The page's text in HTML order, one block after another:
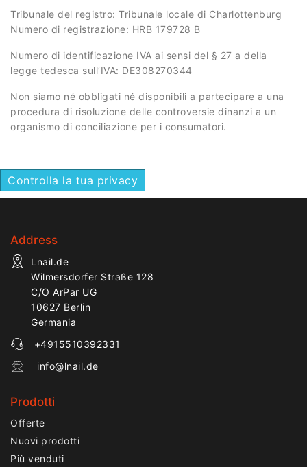
Tribunale del registro: Tribunale locale di Charlottenburg
Numero di registrazione: HRB 179728 B
Numero di identificazione IVA ai sensi del § 27 a della
legge tedesca sull’IVA: DE308270344
Non siamo né obbligati né disponibili a partecipare a una
procedura di risoluzione delle controversie dinanzi a un
organismo di conciliazione per i consumatori.
Controlla la tua privacy
Address
Lnail.de
Wilmersdorfer Straße 128
C/O ArPar UG
10627 Berlin
Germania
+4915510392331
info@lnail.de
Prodotti
Offerte
Nuovi prodotti
Più venduti